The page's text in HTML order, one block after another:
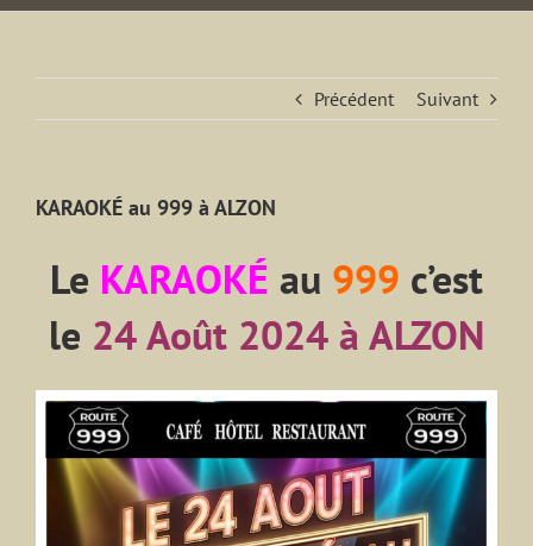
Précédent Suivant
KARAOKÉ au 999 à ALZON
Le KARAOKÉ au 999 c’est
le 24 Août 2024 à ALZON